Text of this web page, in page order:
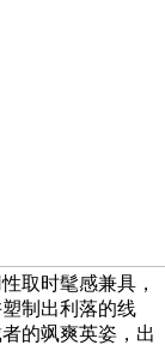
取时髦感兼具，
制出利落的线
的飒爽英姿，出